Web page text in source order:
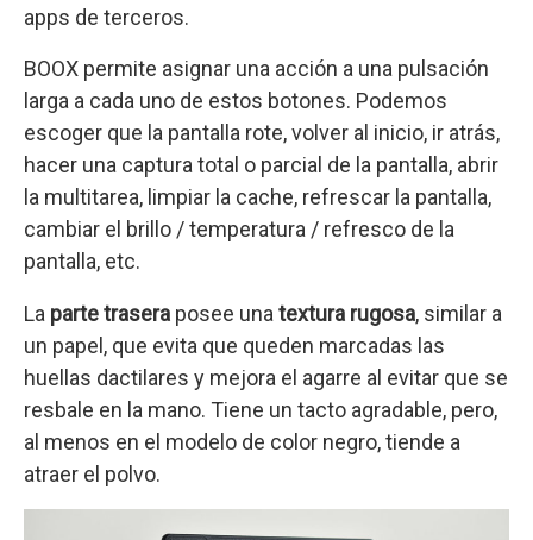
apps de terceros.
BOOX permite asignar una acción a una pulsación
larga a cada uno de estos botones. Podemos
escoger que la pantalla rote, volver al inicio, ir atrás,
hacer una captura total o parcial de la pantalla, abrir
la multitarea, limpiar la cache, refrescar la pantalla,
cambiar el brillo / temperatura / refresco de la
pantalla, etc.
La parte trasera posee una textura rugosa, similar a
un papel, que evita que queden marcadas las
huellas dactilares y mejora el agarre al evitar que se
resbale en la mano. Tiene un tacto agradable, pero,
al menos en el modelo de color negro, tiende a
atraer el polvo.